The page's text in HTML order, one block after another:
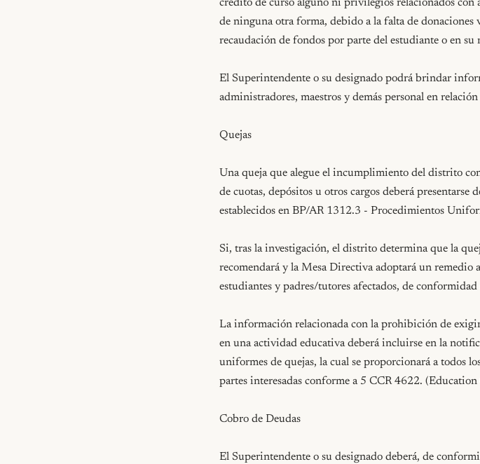
crédito de curso alguno ni privilegios relacionados
de ninguna otra forma, debido a la falta de
recaudación de fondos por parte del estudiante o en su
El Superintendente o su designado podrá brindar
administradores, maestros y demás personal en
Quejas
Una queja que alegue el incumplimiento del distrito
de cuotas, depósitos u otros cargos deberá
establecidos en BP/AR 1312.3 - Procedimientos
Si, tras la investigación, el distrito determina que la
recomendará y la Mesa Directiva adoptará un remedio
estudiantes y padres/tutores afectados, de
La información relacionada con la prohibición de
en una actividad educativa deberá incluirse en la
uniformes de quejas, la cual se proporcionará a todos
partes interesadas conforme a 5 CCR 4622.
Cobro de Deudas
El Superintendente o su designado deberá, de